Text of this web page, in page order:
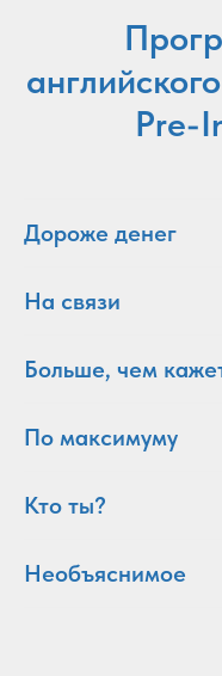
Pre-
Дороже денег
На связи
Больше, чем
По максимуму
Кто ты?
Необъяснимое